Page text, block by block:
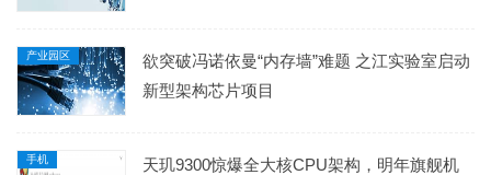
产业园区
欲突破冯诺依曼“内存墙”难题 之江实验室启动
新型架构芯片项目
手机
天玑9300惊爆全大核CPU架构，明年旗舰机